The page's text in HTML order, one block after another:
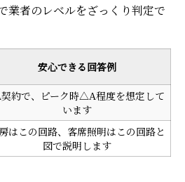
業者のレベルをざっくり判定で
安心できる回答例
契約で、ピーク時△A程度を想定して
います
はこの回路、客席照明はこの回路と
図で説明します